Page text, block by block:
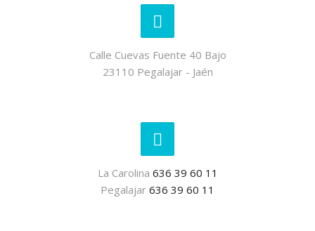
Calle Cuevas Fuente 40 Bajo
23110 Pegalajar - Jaén
La Carolina 636 39 60 11
Pegalajar 636 39 60 11